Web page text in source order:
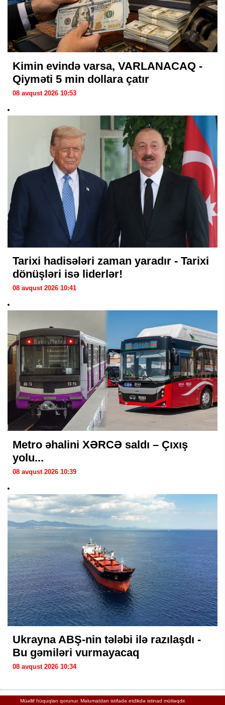
Kimin evində varsa, VARLANACAQ -
Qiyməti 5 min dollara çatır
08 avqust 2026 10:53
Tarixi hadisələri zaman yaradır - Tarixi
dönüşləri isə liderlər!
08 avqust 2026 10:41
Metro əhalini XƏRCƏ saldı – Çıxış
yolu...
08 avqust 2026 10:39
Ukrayna ABŞ-nin tələbi ilə razılaşdı -
Bu gəmiləri vurmayacaq
08 avqust 2026 10:34
Müəllif hüquqları qorunur. Məlumatdan istifadə etdikdə istinad mütləqdir.